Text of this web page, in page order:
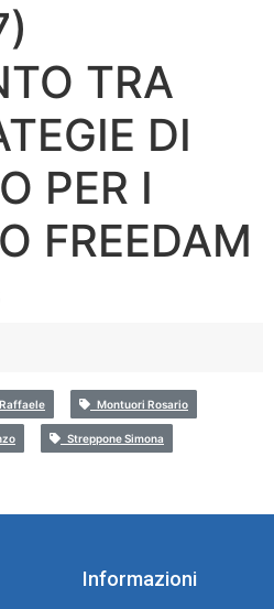
TRA
DI
PER I
FREEDAM
Montuori Rosario
Streppone Simona
Informazioni